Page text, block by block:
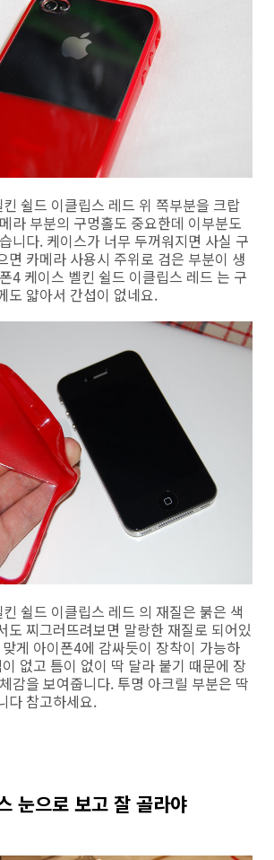
쉴드 이클립스 레드 위 쪽부분을 크랍
라 부분의 구멍홀도 중요한데 이부분도
니다. 케이스가 너무 두꺼워지면 사실 구
면 카메라 사용시 주위로 검은 부분이 생
4 케이스 벨킨 쉴드 이클립스 레드 는 구
도 얇아서 간섭이 없네요.
쉴드 이클립스 레드 의 재질은 붉은 색
도 찌그러뜨려보면 말랑한 재질로 되어있
게 아이폰4에 감싸듯이 장착이 가능하
없고 틈이 없이 딱 달라 붙기 때문에 장
감을 보여줍니다. 투명 아크릴 부분은 딱
다 참고하세요.
눈으로 보고 잘 골라야